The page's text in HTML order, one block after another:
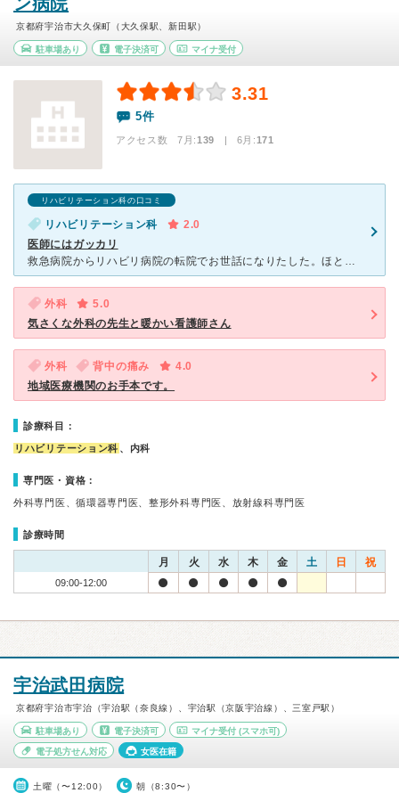
京都府宇治市大久保町（大久保駅、新田駅）
駐車場あり 電子決済可 マイナ受付
3.31
5件
アクセス数 7月:139 | 6月:171
リハビリテーション科の口コミ
リハビリテーション科
2.0
医師にはガッカリ
救急病院からリハビリ病院の転院でお世話になりたした。ほとんど高齢者の患者さんです。医師は 平日17:00には帰り土日祝はいないで 看護師さん任せには 驚きました。 看護師さんより 介護士さんの方がす
外科
5.0
気さくな外科の先生と暖かい看護師さん
外科 背中の痛み
4.0
地域医療機関のお手本です。
診療科目：
リハビリテーション科 、内科
専門医・資格：
外科専門医、循環器専門医、整形外科専門医、放射線科専門医
診療時間
月 火 水 木 金 土 日 祝
09:00-12:00
宇治武田病院
京都府宇治市宇治（宇治駅（奈良線）、宇治駅（京阪宇治線）、三室戸駅）
駐車場あり 電子決済可 マイナ受付 (スマホ可)
電子処方せん対応 女医在籍
土曜（〜12:00） 朝（8:30〜）